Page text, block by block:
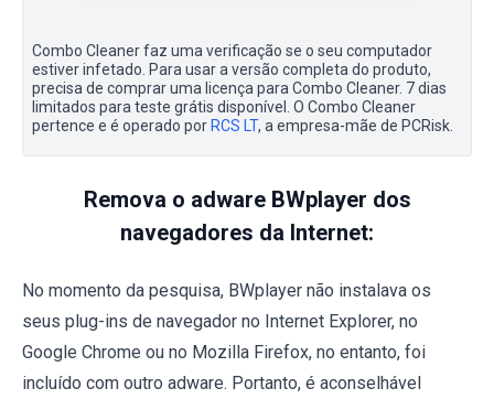
Combo Cleaner faz uma verificação se o seu computador
estiver infetado. Para usar a versão completa do produto,
precisa de comprar uma licença para Combo Cleaner. 7 dias
limitados para teste grátis disponível. O Combo Cleaner
pertence e é operado por RCS LT, a empresa-mãe de PCRisk.
Remova o adware BWplayer dos
navegadores da Internet:
No momento da pesquisa, BWplayer não instalava os
seus plug-ins de navegador no Internet Explorer, no
Google Chrome ou no Mozilla Firefox, no entanto, foi
incluído com outro adware. Portanto, é aconselhável